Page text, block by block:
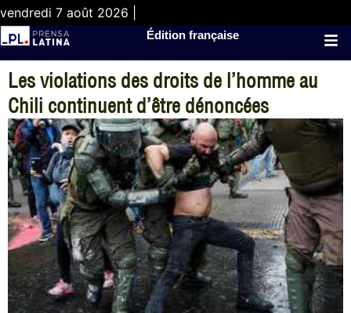
vendredi 7 août 2026 |
Édition française
Les violations des droits de l’homme au
Chili continuent d’être dénoncées